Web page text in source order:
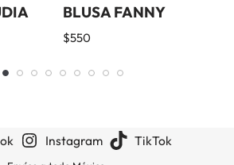
BLUSA FANNY
$550
Instagram TikTok